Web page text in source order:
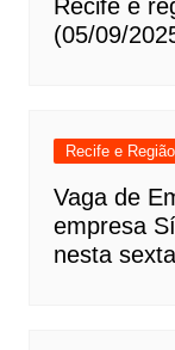
Recife e
(05/09/
Recife e
Vaga de
empresa
nesta